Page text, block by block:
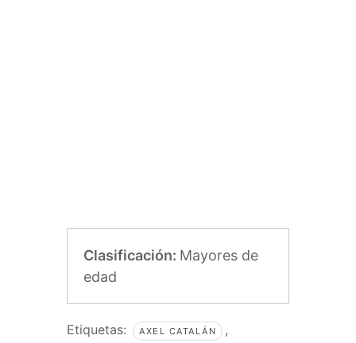
Clasificación: Mayores de
edad
Etiquetas: AXEL CATALÁN
,